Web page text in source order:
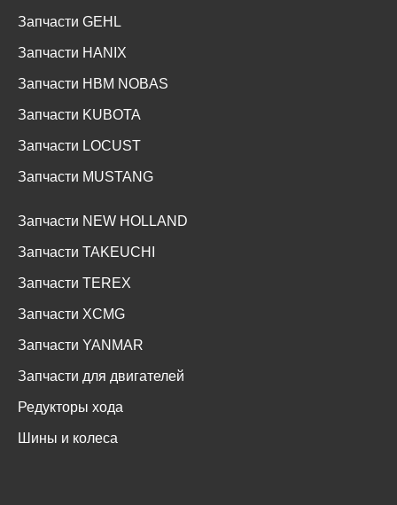
Запчасти GEHL
Запчасти HANIX
Запчасти HBM NOBAS
Запчасти KUBOTA
Запчасти LOCUST
Запчасти MUSTANG
Запчасти NEW HOLLAND
Запчасти TAKEUCHI
Запчасти TEREX
Запчасти XCMG
Запчасти YANMAR
Запчасти для двигателей
Редукторы хода
Шины и колеса